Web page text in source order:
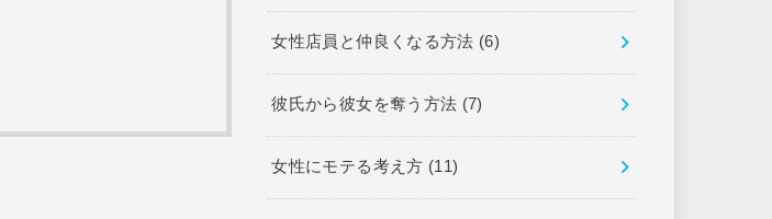
女性店員と仲良くなる方法 (6)
彼氏から彼女を奪う方法 (7)
女性にモテる考え方 (11)